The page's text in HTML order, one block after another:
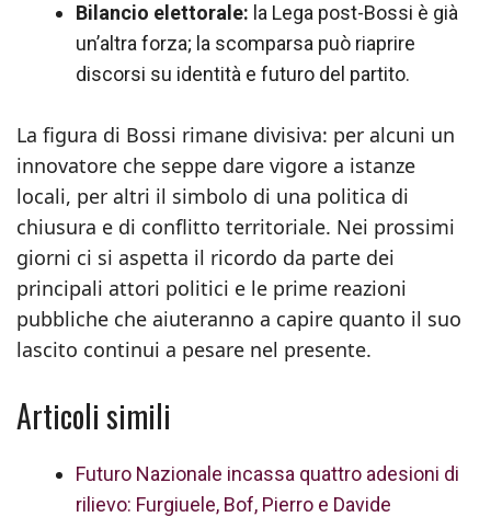
Bilancio elettorale: la Lega post-Bossi è già
un’altra forza; la scomparsa può riaprire
discorsi su identità e futuro del partito.
La figura di Bossi rimane divisiva: per alcuni un
innovatore che seppe dare vigore a istanze
locali, per altri il simbolo di una politica di
chiusura e di conflitto territoriale. Nei prossimi
giorni ci si aspetta il ricordo da parte dei
principali attori politici e le prime reazioni
pubbliche che aiuteranno a capire quanto il suo
lascito continui a pesare nel presente.
Articoli simili
Futuro Nazionale incassa quattro adesioni di
rilievo: Furgiuele, Bof, Pierro e Davide